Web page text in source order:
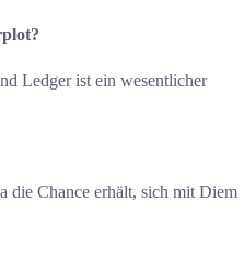
Ledger ist ein wesentlicher
die Chance erhält, sich mit Diem